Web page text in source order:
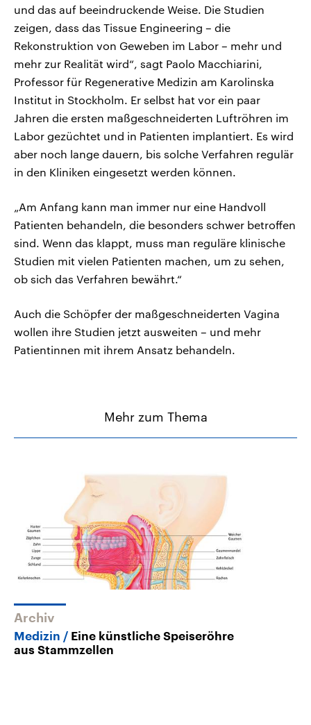
und das auf beeindruckende Weise. Die Studien
zeigen, dass das Tissue Engineering – die
Rekonstruktion von Geweben im Labor – mehr und
mehr zur Realität wird“, sagt Paolo Macchiarini,
Professor für Regenerative Medizin am Karolinska
Institut in Stockholm. Er selbst hat vor ein paar
Jahren die ersten maßgeschneiderten Luftröhren im
Labor gezüchtet und in Patienten implantiert. Es wird
aber noch lange dauern, bis solche Verfahren regulär
in den Kliniken eingesetzt werden können.
„Am Anfang kann man immer nur eine Handvoll
Patienten behandeln, die besonders schwer betroffen
sind. Wenn das klappt, muss man reguläre klinische
Studien mit vielen Patienten machen, um zu sehen,
ob sich das Verfahren bewährt.“
Auch die Schöpfer der maßgeschneiderten Vagina
wollen ihre Studien jetzt ausweiten – und mehr
Patientinnen mit ihrem Ansatz behandeln.
Mehr zum Thema
Archiv
Medizin
Eine künstliche Speiseröhre
aus Stammzellen